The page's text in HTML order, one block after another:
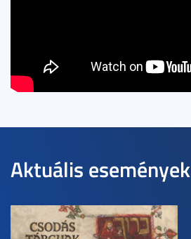
Aktuális események